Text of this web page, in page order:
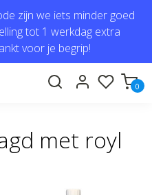
zijn we iets minder goed
tot 1 werkdag extra
voor je begrip!
0
met royl